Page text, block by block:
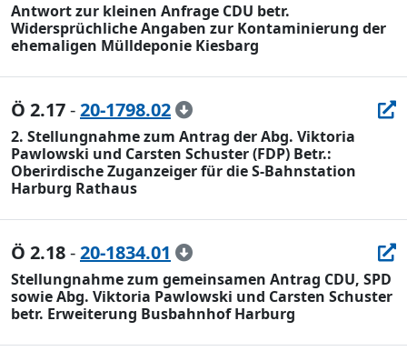
Antwort zur kleinen Anfrage CDU betr.
Widersprüchliche Angaben zur Kontaminierung der
ehemaligen Mülldeponie Kiesbarg
Ö 2.17-20-1798.02
2. Stellungnahme zum Antrag der Abg. Viktoria
Pawlowski und Carsten Schuster (FDP) Betr.:
Oberirdische Zuganzeiger für die S-Bahnstation
Harburg Rathaus
Ö 2.18-20-1834.01
Stellungnahme zum gemeinsamen Antrag CDU, SPD
sowie Abg. Viktoria Pawlowski und Carsten Schuster
betr. Erweiterung Busbahnhof Harburg